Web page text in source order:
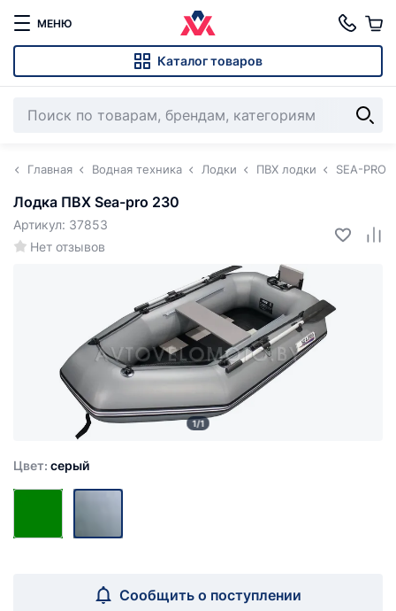
МЕНЮ
Каталог товаров
Главная Водная техника Лодки ПВХ лодки SEA-PRO
Лодка ПВХ Sea-pro 230
Нет отзывов
Артикул: 37853
1/1
Цвет: серый
Сообщить о поступлении